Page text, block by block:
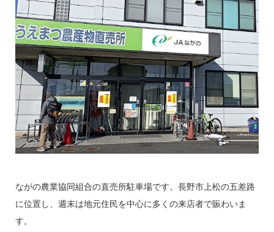
つなぎ局について
災害支援班について
よくあるご質問
お問い合わせ
ながの農業協同組合の直売所駐車場です。長野市上松の五差路
に位置し、週末は地元住民を中心に多くの来店者で賑わいま
す。